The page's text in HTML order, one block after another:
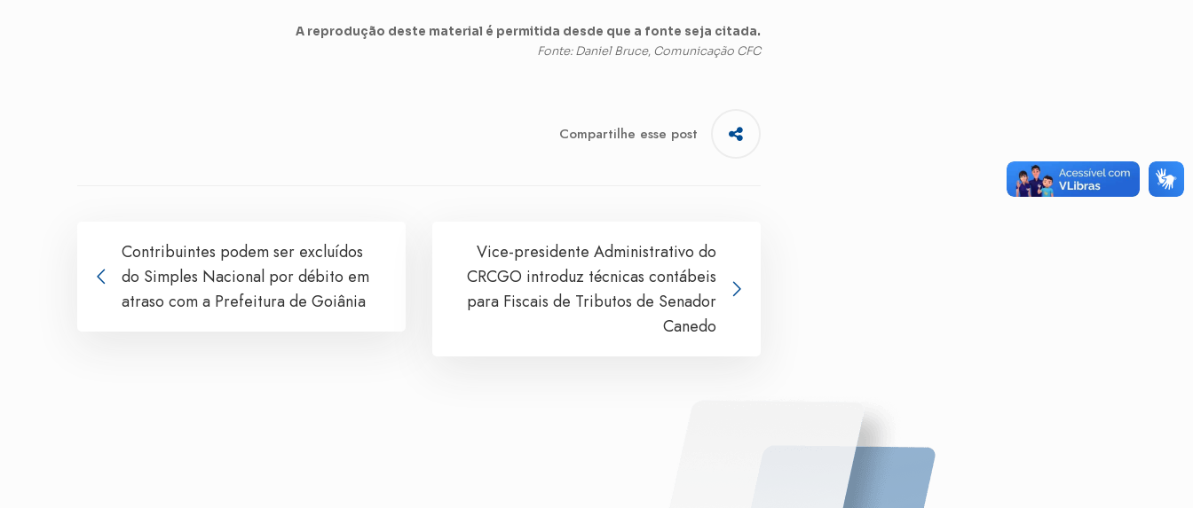
A reprodução deste material é permitida desde que a fonte seja citada.
Fonte: Daniel Bruce, Comunicação CFC
Compartilhe esse post
Contribuintes podem ser excluídos
do Simples Nacional por débito em
atraso com a Prefeitura de Goiânia
Vice-presidente Administrativo do
CRCGO introduz técnicas contábeis
para Fiscais de Tributos de Senador
Canedo